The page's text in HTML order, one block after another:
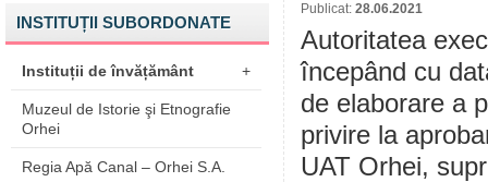
INSTITUȚII SUBORDONATE
Instituții de învățământ +
Muzeul de Istorie şi Etnografie
Orhei
Regia Apă Canal – Orhei S.A.
Publicat: 28.06.2021
Autoritatea
începând cu
de elaborare a
privire la
UAT Orhei,